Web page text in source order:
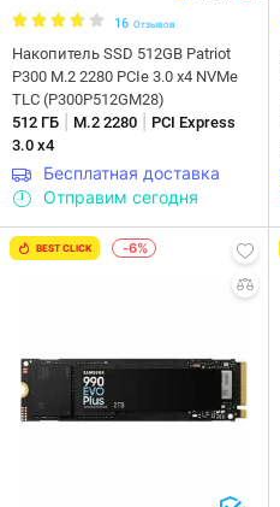
16 Отзывов
Накопитель SSD 512GB Patriot
P300 M.2 2280 PCIe 3.0 x4 NVMe
TLC (P300P512GM28)
512 ГБ
M.2 2280
PCI Express
3.0 x4
Бесплатная доставка
Отправим сегодня
BEST CLICK -6%